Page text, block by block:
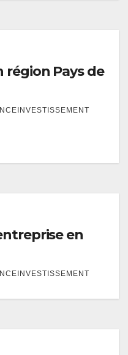
région Pays de
en